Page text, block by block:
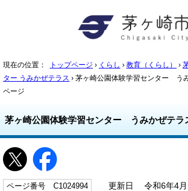
現在の位置： トップページ › くらし › 教育（くらし） ›
ター うみかぜテラス › 茅ヶ崎公園体験学習センター う
ページ
茅ヶ崎公園体験学習センター うみかぜテラ
ページ番号 C1024994 更新日 令和6年4月